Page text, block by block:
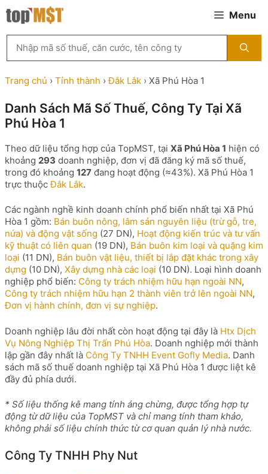
Chuyển
đến
Menu
kiếm
MST
theo
tên
ty,
người
diện
hoặc
mã
số
...
Trang chủ › Tỉnh thành ›Đắk Lắk › Xã Phú Hòa 1
Danh Sách Mã Số Thuế, Công Ty Tại Xã
Phú Hòa 1
Theo dữ liệu tổng hợp của TopMST, tại Xã Phú Hòa 1 hiện có
khoảng 293 doanh nghiệp, đơn vị đã đăng ký mã số thuế,
trong đó khoảng 127 đang hoạt động (≈43%). Xã Phú Hòa 1
trực thuộcĐắk Lắk.
Các ngành nghề kinh doanh chính phổ biến nhất tại Xã Phú
Hòa 1 gồm: Bán buôn nông, lâm sản nguyên liệu (trừ gỗ, tre,
nứa) và động vật sống (27 DN), Hoạt động kiến trúc và tư vấn
kỹ thuật có liên quan (19 DN), Bán buôn kim loại và quặng kim
loại (11 DN), Bán buôn vật liệu, thiết bị lắp đặt khác trong xây
dựng (10 DN), Xây dựng nhà các loại (10 DN). Loại hình doanh
nghiệp phổ biến: Công ty trách nhiệm hữu hạn ngoài NN,
Công ty trách nhiệm hữu hạn 2 thành viên trở lên ngoài NN,
Đơn vị hành chính, đơn vị sự nghiệp.
Doanh nghiệp lâu đời nhất còn hoạt động tại đây là Htx Dịch
Vụ Nông Nghiệp Thị Trấn Phú Hòa. Doanh nghiệp mới thành
lập gần đây nhất là Công Ty TNHH Event Gofly Media. Danh
sách mã số thuế doanh nghiệp tại Xã Phú Hòa 1 được liệt kê
đầy đủ phía dưới.
* Số liệu thống kê mang tính áng chừng, được tổng hợp tự
động từ dữ liệu của TopMST và chỉ mang tính tham khảo,
không phải số liệu chính thức từ cơ quan quản lý nhà nước.
Công Ty TNHH Phy Nut